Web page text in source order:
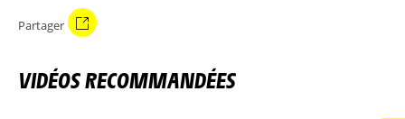
Partager
VIDÉOS RECOMMANDÉES